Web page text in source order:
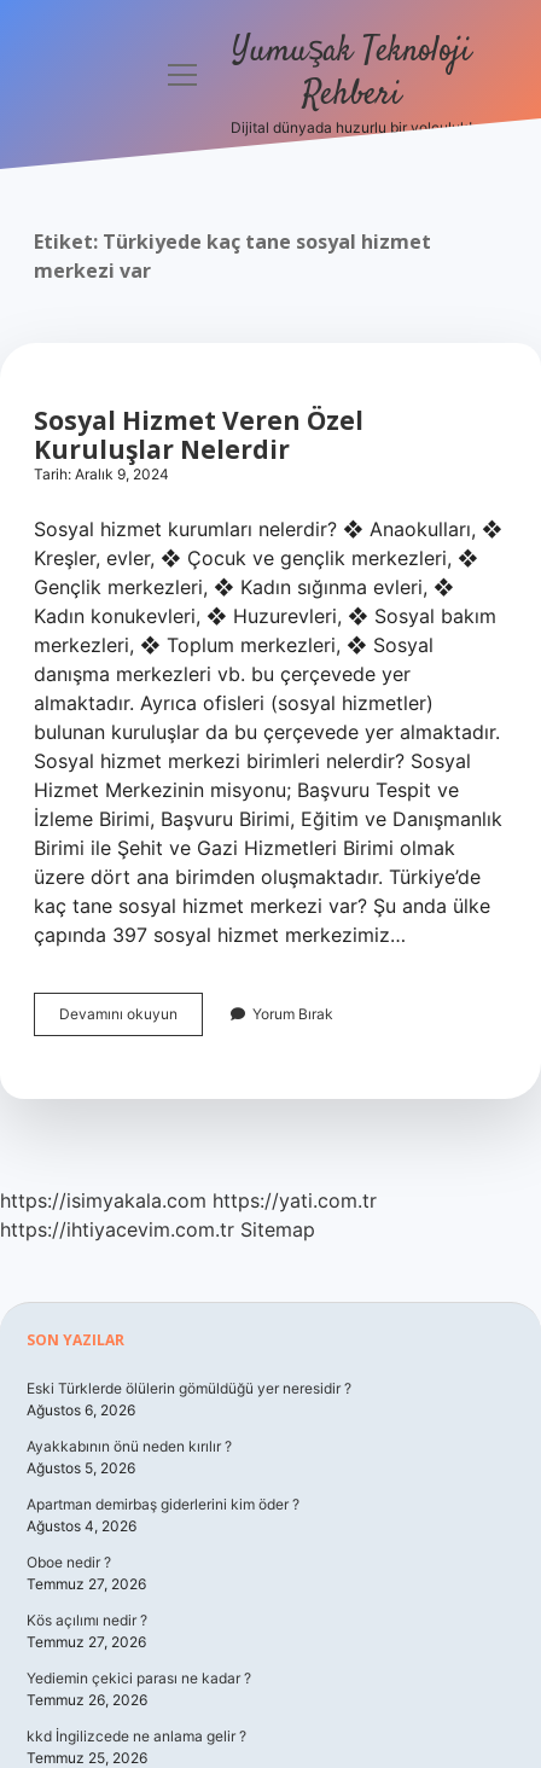
Politikası
menüyüYumuşak Teknoloji
Rehberi
Dijital dünyada huzurlu bir yolculuk!
Etiket: Türkiyede kaç tane sosyal hizmet
merkezi var
Sosyal Hizmet Veren Özel
Kuruluşlar Nelerdir
Tarih: Aralık 9, 2024
Sosyal hizmet kurumları nelerdir? ❖ Anaokulları, ❖
Kreşler, evler, ❖ Çocuk ve gençlik merkezleri, ❖
Gençlik merkezleri, ❖ Kadın sığınma evleri, ❖
Kadın konukevleri, ❖ Huzurevleri, ❖ Sosyal bakım
merkezleri, ❖ Toplum merkezleri, ❖ Sosyal
danışma merkezleri vb. bu çerçevede yer
almaktadır. Ayrıca ofisleri (sosyal hizmetler)
bulunan kuruluşlar da bu çerçevede yer almaktadır.
Sosyal hizmet merkezi birimleri nelerdir? Sosyal
Hizmet Merkezinin misyonu; Başvuru Tespit ve
İzleme Birimi, Başvuru Birimi, Eğitim ve Danışmanlık
Birimi ile Şehit ve Gazi Hizmetleri Birimi olmak
üzere dört ana birimden oluşmaktadır. Türkiye’de
kaç tane sosyal hizmet merkezi var? Şu anda ülke
çapında 397 sosyal hizmet merkezimiz…
Devamını okuyun
Hizmet
Kuruluşlar
Yorum Bırak
https://isimyakala.com https://yati.com.tr
https://ihtiyacevim.com.tr Sitemap
Sidebar
SON YAZILAR
Eski Türklerde ölülerin gömüldüğü yer neresidir ?
Ağustos 6, 2026
Ayakkabının önü neden kırılır ?
Ağustos 5, 2026
Apartman demirbaş giderlerini kim öder ?
Ağustos 4, 2026
Oboe nedir ?
Temmuz 27, 2026
Kös açılımı nedir ?
Temmuz 27, 2026
Yediemin çekici parası ne kadar ?
Temmuz 26, 2026
kkd İngilizcede ne anlama gelir ?
Temmuz 25, 2026